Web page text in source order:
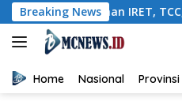
Langsung
ke
konten
Breaking News
IRET, TCC,
Home Nasional